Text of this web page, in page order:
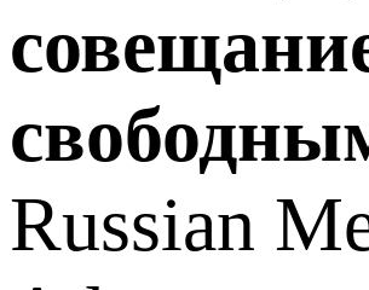
Russian